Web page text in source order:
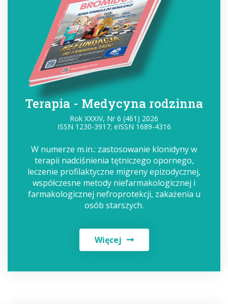
Terapia - Medycyna rodzinna
Rok XXXIV, Nr 6 (461) 2026
ISSN 1230-3917; eISSN 1689-4316
W numerze m.in.: zastosowanie klonidyny w
terapii nadciśnienia tętniczego opornego,
leczenie profilaktyczne migreny epizodycznej,
współczesne metody niefarmakologicznej i
farmakologicznej nefroprotekcji, zakażenia u
osób starszych.
Więcej